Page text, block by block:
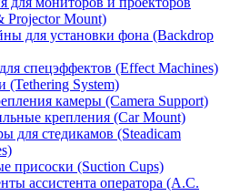
Projector Mount)
для установки фона (Backdrop
спецэффектов (Effect Machines)
(Tethering System)
камеры (Camera Support)
крепления (Car Mount)
для стедикамов (Steadicam
присоски (Suction Cups)
ассистента оператора (A.C.